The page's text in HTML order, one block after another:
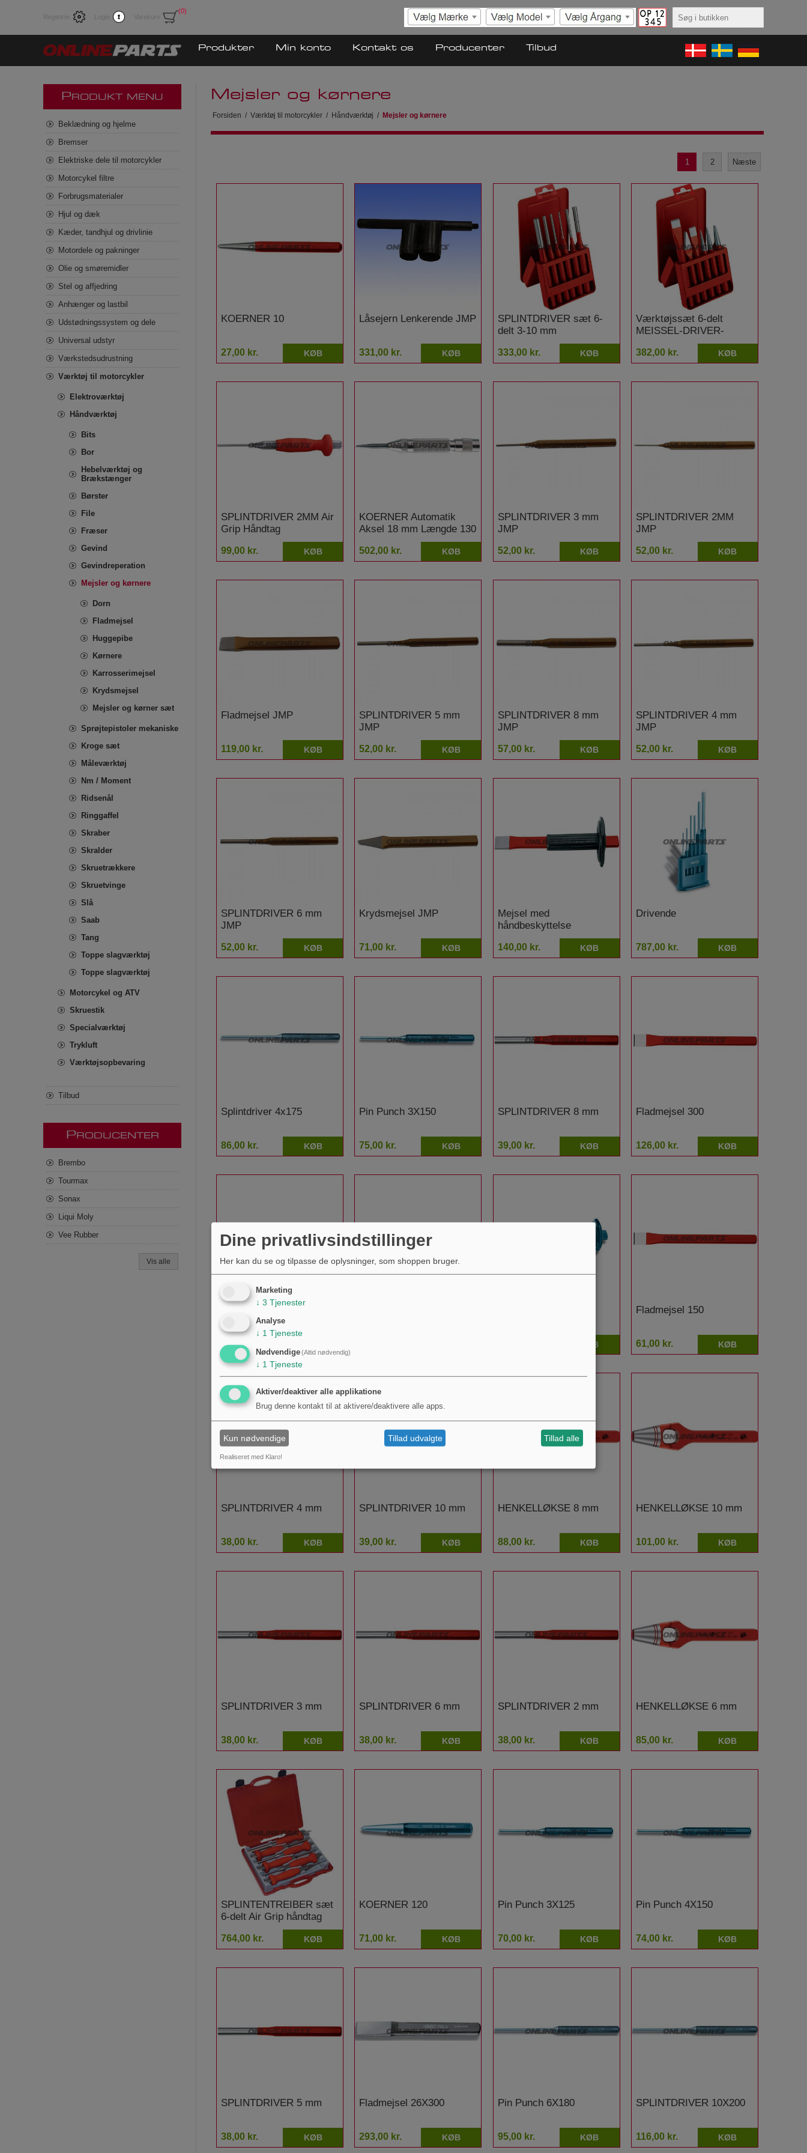
Registrér Login Varekurv
(0)
Produkter Min konto Kontakt os Producenter Tilbud
Mejsler og kørnere
Forsiden / Værktøj til motorcykler / Håndværktøj / Mejsler og kørnere
1 2 Næste
KOERNER 10
27,00 kr. KØB
Låsejern Lenkerende JMP
331,00 kr. KØB
SPLINTDRIVER sæt 6-
delt 3-10 mm
333,00 kr. KØB
Værktøjssæt 6-delt
MEISSEL-DRIVER-
382,00 kr. KØB
SPLINTDRIVER 2MM Air
Grip Håndtag
99,00 kr. KØB
KOERNER Automatik
Aksel 18 mm Længde 130
502,00 kr. KØB
SPLINTDRIVER 3 mm
JMP
52,00 kr. KØB
SPLINTDRIVER 2MM
JMP
52,00 kr. KØB
Fladmejsel JMP
119,00 kr. KØB
SPLINTDRIVER 5 mm
JMP
52,00 kr. KØB
SPLINTDRIVER 8 mm
JMP
57,00 kr. KØB
SPLINTDRIVER 4 mm
JMP
52,00 kr. KØB
SPLINTDRIVER 6 mm
JMP
52,00 kr. KØB
Krydsmejsel JMP
71,00 kr. KØB
Mejsel med
håndbeskyttelse
140,00 kr. KØB
Drivende
787,00 kr. KØB
Splintdriver 4x175
86,00 kr. KØB
Pin Punch 3X150
75,00 kr. KØB
SPLINTDRIVER 8 mm
39,00 kr. KØB
Fladmejsel 300
126,00 kr. KØB
Pin Punch 2X150
75,00 kr. KØB
Fladmejsel 150
61,00 kr. KØB
SPLINTDRIVER 4 mm
38,00 kr. KØB
SPLINTDRIVER 10 mm
39,00 kr. KØB
HENKELLØKSE 8 mm
88,00 kr. KØB
HENKELLØKSE 10 mm
101,00 kr. KØB
SPLINTDRIVER 3 mm
38,00 kr. KØB
SPLINTDRIVER 6 mm
38,00 kr. KØB
SPLINTDRIVER 2 mm
38,00 kr. KØB
HENKELLØKSE 6 mm
85,00 kr. KØB
SPLINTENTREIBER sæt
6-delt Air Grip håndtag
764,00 kr. KØB
KOERNER 120
71,00 kr. KØB
Pin Punch 3X125
70,00 kr. KØB
Pin Punch 4X150
74,00 kr. KØB
SPLINTDRIVER 5 mm
38,00 kr. KØB
Fladmejsel 26X300
293,00 kr. KØB
Pin Punch 6X180
95,00 kr. KØB
SPLINTDRIVER 10X200
116,00 kr. KØB
P RODUKT MENU
Beklædning og hjelme
Bremser
Elektriske dele til motorcykler
Motorcykel filtre
Forbrugsmaterialer
Hjul og dæk
Kæder, tandhjul og drivlinie
Motordele og pakninger
Olie og smøremidler
Stel og affjedring
Anhænger og lastbil
Udstødningssystem og dele
Universal udstyr
Værkstedsudrustning
Værktøj til motorcykler
Elektroværktøj
Håndværktøj
Bits
Bor
Hebelværktøj og
Brækstænger
Børster
File
Fræser
Gevind
Gevindreperation
Mejsler og kørnere
Dorn
Fladmejsel
Huggepibe
Kørnere
Karrosserimejsel
Krydsmejsel
Mejsler og kørner sæt
Sprøjtepistoler mekaniske
Kroge sæt
Måleværktøj
Nm / Moment
Ridsenål
Ringgaffel
Skraber
Skralder
Skruetrækkere
Skruetvinge
Slå
Saab
Tang
Toppe slagværktøj
Toppe slagværktøj
Motorcykel og ATV
Skruestik
Specialværktøj
Trykluft
Værktøjsopbevaring
Tilbud
P RODUCENTER
Brembo
Tourmax
Sonax
Liqui Moly
Vee Rubber
Vis alle
Dine privatlivsindstillinger
Her kan du se og tilpasse de oplysninger, som shoppen bruger.
Marketing
↓ 3 Tjenester
Analyse
↓ 1 Tjeneste
Nødvendige(Altid nødvendig)
↓ 1 Tjeneste
Aktiver/deaktiver alle applikatione
Brug denne kontakt til at aktivere/deaktivere alle apps.
Kun nødvendige Tillad udvalgte Tillad alle
Realiseret med Klaro!